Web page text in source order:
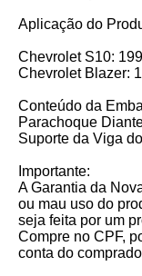
Aplicação do
Chevrolet S10:
Chevrolet Blazer:
Conteúdo da
Parachoque
Suporte da Viga
Importante:
A Garantia da
ou mau uso do
seja feita por um
Compre no CPF,
conta do